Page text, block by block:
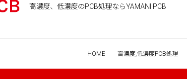
高濃度、低濃度のPCB処理ならYAMANI PCB
HOME 高濃度,低濃度PCB処理